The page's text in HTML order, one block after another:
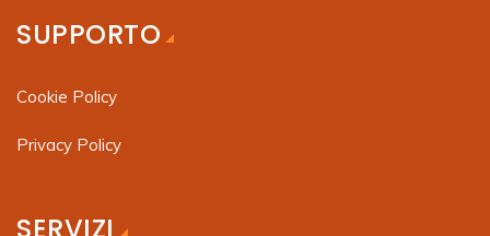
SUPPORTO
Cookie Policy
Privacy Policy
SERVIZI